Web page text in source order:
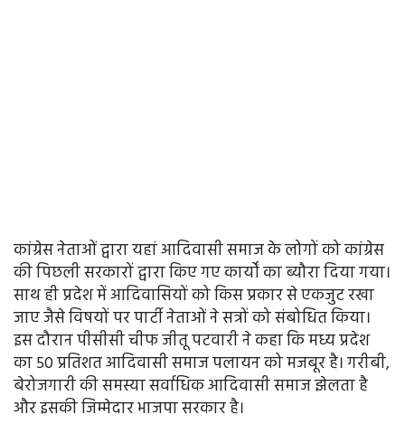
कांग्रेस नेताओं द्वारा यहां आदिवासी समाज के लोगों को कांग्रेस
की पिछली सरकारों द्वारा किए गए कार्यों का ब्यौरा दिया गया।
साथ ही प्रदेश में आदिवासियों को किस प्रकार से एकजुट रखा
जाए जैसे विषयों पर पार्टी नेताओं ने सत्रों को संबोधित किया।
इस दौरान पीसीसी चीफ जीतू पटवारी ने कहा कि मध्य प्रदेश
का 50 प्रतिशत आदिवासी समाज पलायन को मजबूर है। गरीबी,
बेरोजगारी की समस्या सर्वाधिक आदिवासी समाज झेलता है
और इसकी जिम्मेदार भाजपा सरकार है।